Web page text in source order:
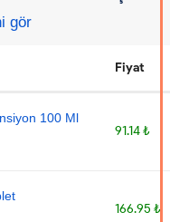
gör
Fiyat
100 Ml
91.14 ₺
166.95 ₺